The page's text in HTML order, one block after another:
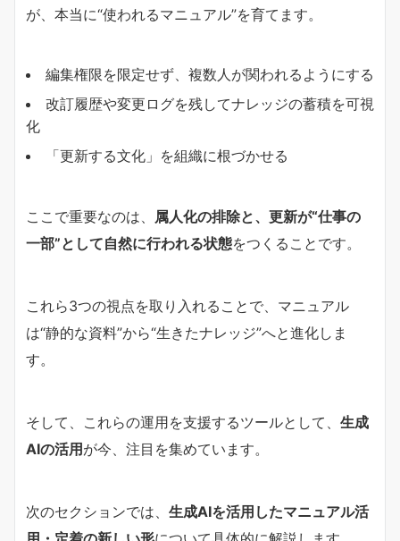
が、本当に“使われるマニュアル”を育てます。
編集権限を限定せず、複数人が関われるようにする
改訂履歴や変更ログを残してナレッジの蓄積を可視
化
「更新する文化」を組織に根づかせる
ここで重要なのは、 属人化の排除と、更新が“仕事の
一部”として自然に行われる状態をつくることです。
これら3つの視点を取り入れることで、マニュアル
は“静的な資料”から“生きたナレッジ”へと進化しま
す。
そして、これらの運用を支援するツールとして、 生成
AIの活用 が今、注目を集めています。
次のセクションでは、 生成AIを活用したマニュアル活